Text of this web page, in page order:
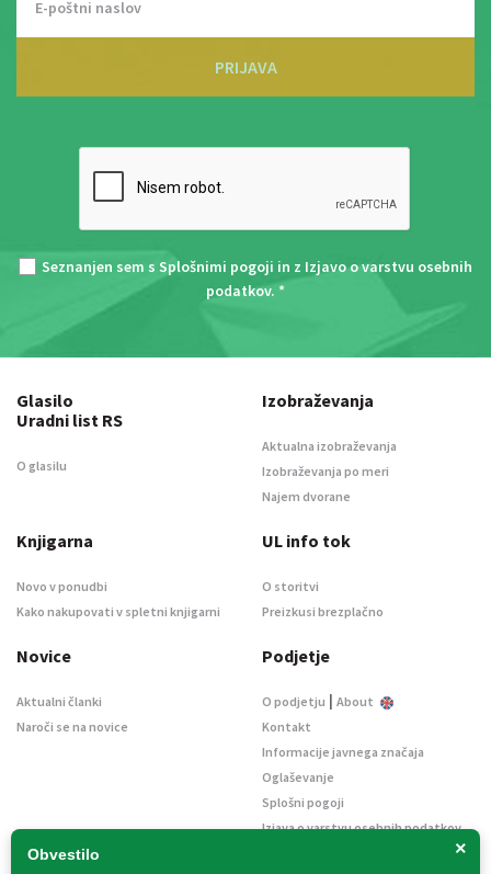
PRIJAVA
Seznanjen sem s Splošnimi pogoji in z Izjavo o varstvu osebnih
podatkov. *
×
Obvestilo
Glasilo
Uradni list RS
O glasilu
Izobraževanja
Aktualna izobraževanja
Izobraževanja po meri
Najem dvorane
Knjigarna
Novo v ponudbi
Kako nakupovati v spletni knjigarni
UL info tok
O storitvi
Preizkusi brezplačno
Novice
Aktualni članki
Naroči se na novice
Podjetje
O podjetju | About
Kontakt
Informacije javnega značaja
Oglaševanje
Splošni pogoji
Izjava o varstvu osebnih podatkov